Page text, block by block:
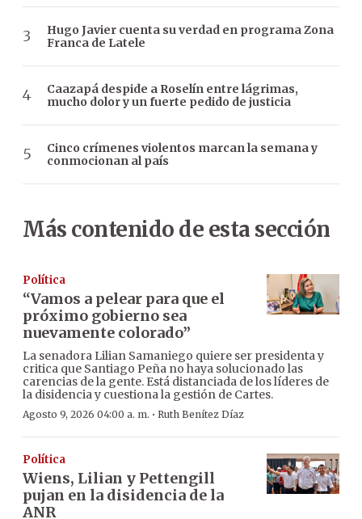
Hugo Javier cuenta su verdad en programa Zona
Franca de Latele
Caazapá despide a Roselín entre lágrimas,
mucho dolor y un fuerte pedido de justicia
Cinco crímenes violentos marcan la semana y
conmocionan al país
Más contenido de esta sección
Política
“Vamos a pelear para que el
próximo gobierno sea
nuevamente colorado”
La senadora Lilian Samaniego quiere ser presidenta y
critica que Santiago Peña no haya solucionado las
carencias de la gente. Está distanciada de los líderes de
la disidencia y cuestiona la gestión de Cartes.
Agosto 9, 2026 04:00 a. m. · Ruth Benítez Díaz
Política
Wiens, Lilian y Pettengill
pujan en la disidencia de la
ANR